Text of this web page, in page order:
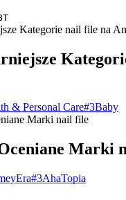
Kategorie nail file na
& Personal Care#3Baby
Marki nail file
Marki
#3AhaTopia